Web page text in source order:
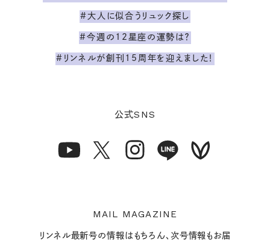
#大人に似合うリュック探し
#今週の12星座の運勢は？
#リンネルが創刊15周年を迎えました！
公式SNS
MAIL MAGAZINE
リンネル最新号の情報はもちろん、次号情報もお届